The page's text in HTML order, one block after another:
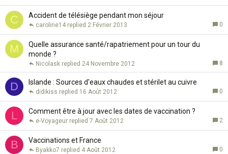
C Accident de télésiège pendant mon séjour
0
2 Février 2013
caroline14
M
Quelle assurance santé/rapatriement pour un tour du
monde ?
8
24 Novembre 2012
Nicolask
D Islande : Sources d'eaux chaudes et stérilet au cuivre
0
16 Août 2012
didikiss
L Comment être à jour avec les dates de vaccination ?
2
7 Août 2012
e-Voyageur
B Vaccinations et France
0
4 Août 2012
Byakko7